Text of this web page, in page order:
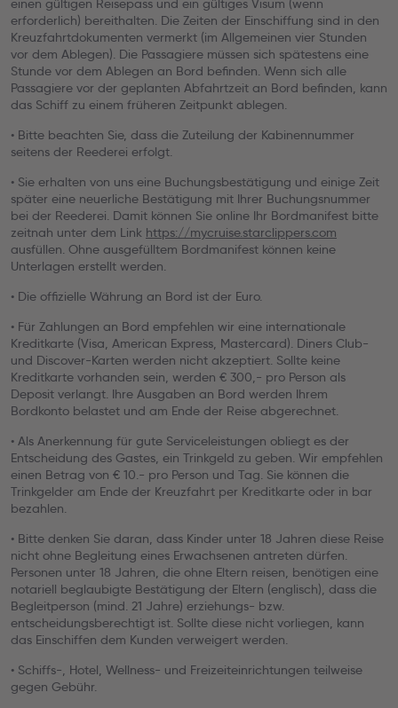
einen gültigen Reisepass und ein gültiges Visum (wenn
erforderlich) bereithalten. Die Zeiten der Einschiffung sind in den
Kreuzfahrtdokumenten vermerkt (im Allgemeinen vier Stunden
vor dem Ablegen). Die Passagiere müssen sich spätestens eine
Stunde vor dem Ablegen an Bord befinden. Wenn sich alle
Passagiere vor der geplanten Abfahrtzeit an Bord befinden, kann
das Schiff zu einem früheren Zeitpunkt ablegen.
• Bitte beachten Sie, dass die Zuteilung der Kabinennummer
seitens der Reederei erfolgt.
• Sie erhalten von uns eine Buchungsbestätigung und einige Zeit
später eine neuerliche Bestätigung mit Ihrer Buchungsnummer
bei der Reederei. Damit können Sie online Ihr Bordmanifest bitte
zeitnah unter dem Link https://mycruise.starclippers.com
ausfüllen. Ohne ausgefülltem Bordmanifest können keine
Unterlagen erstellt werden.
• Die offizielle Währung an Bord ist der Euro.
• Für Zahlungen an Bord empfehlen wir eine internationale
Kreditkarte (Visa, American Express, Mastercard). Diners Club-
und Discover-Karten werden nicht akzeptiert. Sollte keine
Kreditkarte vorhanden sein, werden € 300,- pro Person als
Deposit verlangt. Ihre Ausgaben an Bord werden Ihrem
Bordkonto belastet und am Ende der Reise abgerechnet.
• Als Anerkennung für gute Serviceleistungen obliegt es der
Entscheidung des Gastes, ein Trinkgeld zu geben. Wir empfehlen
einen Betrag von € 10.- pro Person und Tag. Sie können die
Trinkgelder am Ende der Kreuzfahrt per Kreditkarte oder in bar
bezahlen.
• Bitte denken Sie daran, dass Kinder unter 18 Jahren diese Reise
nicht ohne Begleitung eines Erwachsenen antreten dürfen.
Personen unter 18 Jahren, die ohne Eltern reisen, benötigen eine
notariell beglaubigte Bestätigung der Eltern (englisch), dass die
Begleitperson (mind. 21 Jahre) erziehungs- bzw.
entscheidungsberechtigt ist. Sollte diese nicht vorliegen, kann
das Einschiffen dem Kunden verweigert werden.
• Schiffs-, Hotel, Wellness- und Freizeiteinrichtungen teilweise
gegen Gebühr.